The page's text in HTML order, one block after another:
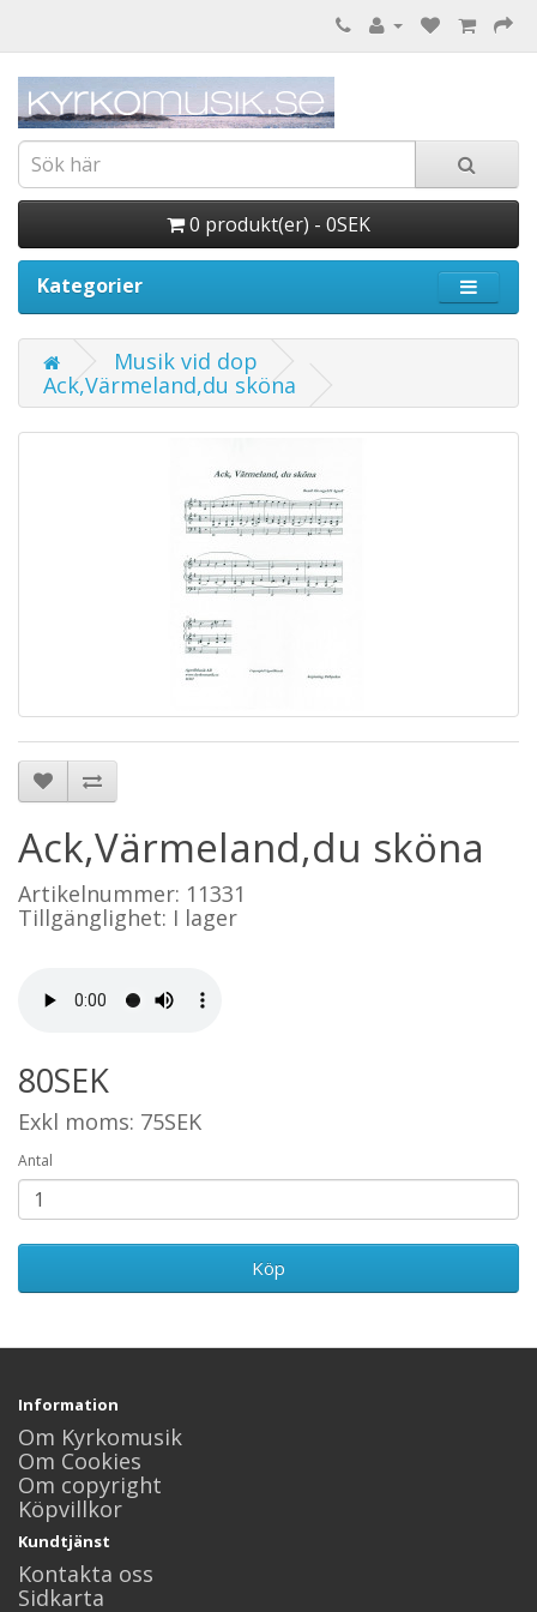
0 produkt(er) - 0SEK
Kategorier
Musik vid dop
Ack,Värmeland,du sköna
Ack,Värmeland,du sköna
Artikelnummer: 11331
Tillgänglighet: I lager
80SEK
Exkl moms: 75SEK
Antal
Köp
Information
Om Kyrkomusik
Om Cookies
Om copyright
Köpvillkor
Kundtjänst
Kontakta oss
Sidkarta